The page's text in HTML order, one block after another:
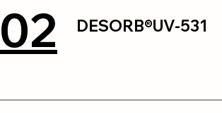
02 DESORB®UV-531